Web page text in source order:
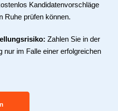
Kandidatenvorschläge
Ruhe prüfen können.
Zahlen Sie in der
nur im Falle einer erfolgreichen